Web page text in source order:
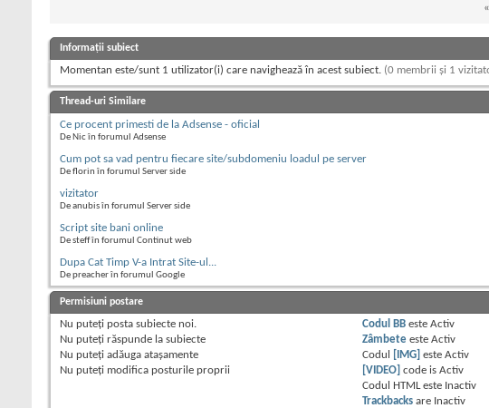
«
Informații subiect
Momentan este/sunt 1 utilizator(i) care navighează în acest subiect. (0 membrii și 1
Thread-uri Similare
Ce procent primesti de la Adsense - oficial
De Nic în forumul Adsense
Cum pot sa vad pentru fiecare site/subdomeniu loadul pe server
De florin în forumul Server side
vizitator
De anubis în forumul Server side
Script site bani online
De steff în forumul Continut web
Dupa Cat Timp V-a Intrat Site-ul...
De preacher în forumul Google
Permisiuni postare
Nu puteţi posta subiecte noi.
Nu puteţi răspunde la subiecte
Nu puteţi adăuga ataşamente
Nu puteţi modifica posturile proprii
Codul BB esteActiv
Zâmbete esteActiv
Codul
[IMG] esteActiv
[VIDEO] code isActiv
Codul HTML este Inactiv
Trackbacks are Inactiv